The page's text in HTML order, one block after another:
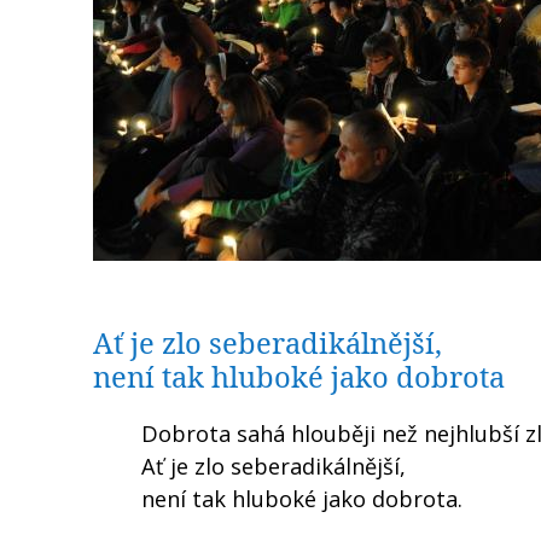
Ať je zlo seberadikálnější,
není tak hluboké jako dobrota
Dobrota sahá hlouběji než nejhlubší
Ať je zlo seberadikálnější,
není tak hluboké jako dobrota.